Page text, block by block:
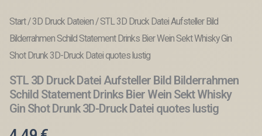
Start/3D Druck Dateien/ STL 3D Druck Datei Aufsteller Bild
Bilderrahmen Schild Statement Drinks Bier Wein Sekt Whisky Gin
Shot Drunk 3D-Druck Datei quotes lustig
STL 3D Druck Datei Aufsteller Bild Bilderrahmen
Schild Statement Drinks Bier Wein Sekt Whisky
Gin Shot Drunk 3D-Druck Datei quotes lustig